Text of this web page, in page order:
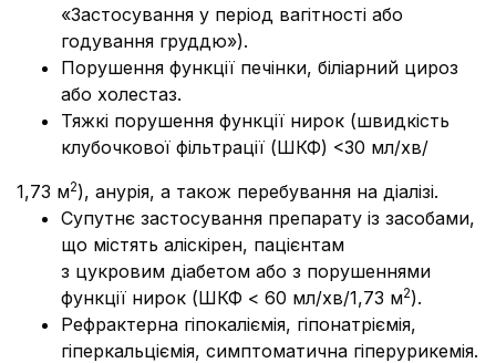
«Застосування у період вагітності або
годування груддю»).
Порушення функції печінки, біліарний цироз
або холестаз.
Тяжкі порушення функції нирок (швидкість
клубочкової фільтрації (ШКФ) <30 мл/хв/
1,73 м2), анурія, а також перебування на діалізі.
Супутнє застосування препарату із засобами,
що містять аліскірен, пацієнтам
з цукровим діабетом або з порушеннями
функції нирок (ШКФ < 60 мл/хв/1,73 м2).
Рефрактерна гіпокаліємія, гіпонатріємія,
гіперкальціємія, симптоматична гіперурикемія.